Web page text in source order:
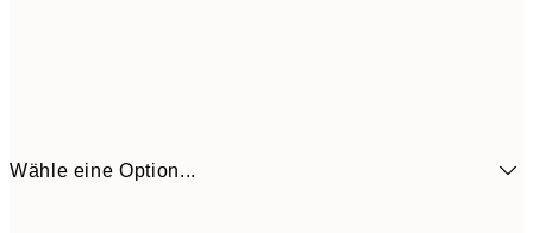
Wähle eine Option...